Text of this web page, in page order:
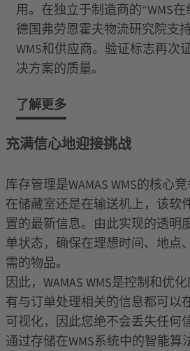
用。在独立于制造商的“WMS在
德国弗劳恩霍夫物流研究院支
WMS和供应商。验证标志再次
决方案的质量。
了解更多
充满信心地迎接挑战
库存管理是WAMAS WMS的核心
在储藏室还是在输送机上，该软
置的最新信息。由此实现的透明
单状态，确保在理想时间、地点
需的物品。
因此，WAMAS WMS是控制和优
有与订单处理相关的信息都可以
可视化，因此您绝不会丢失任何
通过存储在WMS系统中的智能算